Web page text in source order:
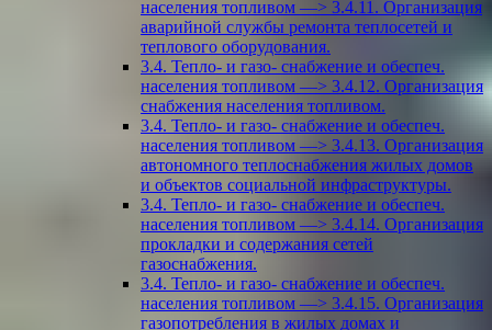
населения топливом —> 3.4.11. Организация
аварийной службы ремонта теплосетей и
теплового оборудования.
3.4. Тепло- и газо- снабжение и обеспеч.
населения топливом —> 3.4.12. Организация
снабжения населения топливом.
3.4. Тепло- и газо- снабжение и обеспеч.
населения топливом —> 3.4.13. Организация
автономного теплоснабжения жилых домов
и объектов социальной инфраструктуры.
3.4. Тепло- и газо- снабжение и обеспеч.
населения топливом —> 3.4.14. Организация
прокладки и содержания сетей
газоснабжения.
3.4. Тепло- и газо- снабжение и обеспеч.
населения топливом —> 3.4.15. Организация
газопотребления в жилых домах и